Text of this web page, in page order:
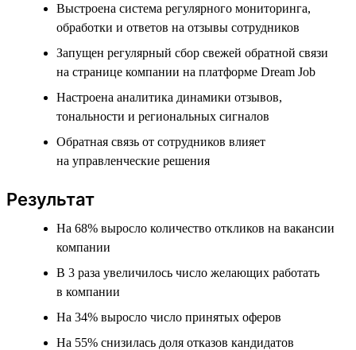
Выстроена система регулярного мониторинга,
обработки и ответов на отзывы сотрудников
Запущен регулярный сбор свежей обратной связи
на странице компании на платформе Dream Job
Настроена аналитика динамики отзывов,
тональности и региональных сигналов
Обратная связь от сотрудников влияет
на управленческие решения
Результат
На 68% выросло количество откликов на вакансии
компании
В 3 раза увеличилось число желающих работать
в компании
На 34% выросло число принятых оферов
На 55% снизилась доля отказов кандидатов